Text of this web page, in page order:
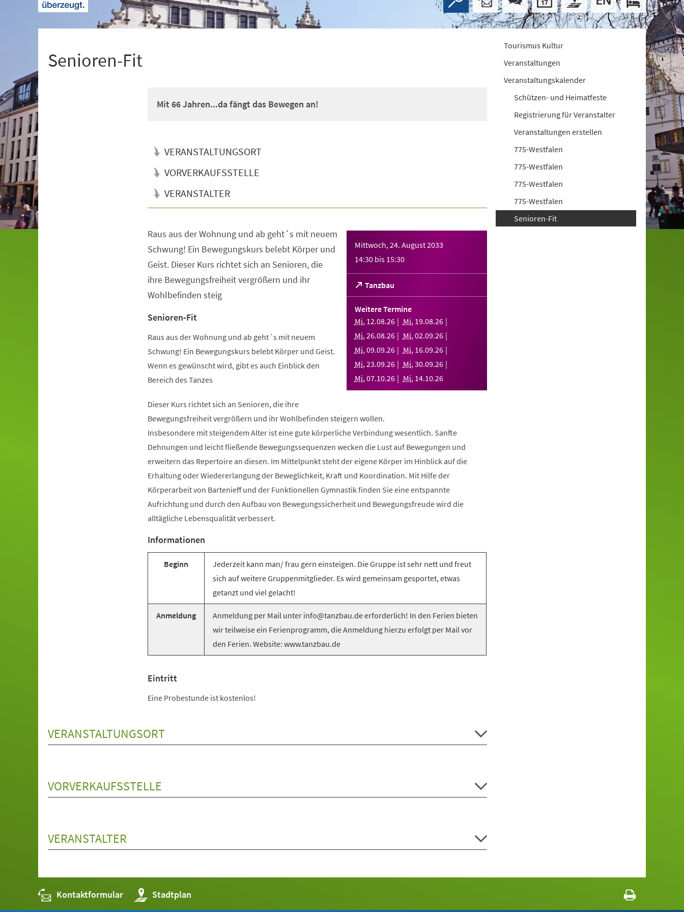
Senioren-Fit
Mit 66 Jahren...da fängt das Bewegen an!
VERANSTALTUNGSORT
VORVERKAUFSSTELLE
VERANSTALTER
Mittwoch, 24. August 2033
14:30 bis 15:30
Tanzbau
(Öffnet
in
einem
neuen
Tab)
Weitere Termine
Mi, 12.08.26 Mi, 19.08.26
Mi,26.08.26 Mi,02.09.26
Mi,09.09.26 Mi, 16.09.26
Mi,23.09.26 Mi,30.09.26
Mi,07.10.26 Mi, 14.10.26
Raus aus der Wohnung und ab geht´s mit neuem
Schwung! Ein Bewegungskurs belebt Körper und
Geist. Dieser Kurs richtet sich an Senioren, die
ihre Bewegungsfreiheit vergrößern und ihr
Wohlbefinden steig
Senioren-Fit
Raus aus der Wohnung und ab geht´s mit neuem
Schwung! Ein Bewegungskurs belebt Körper und Geist.
Wenn es gewünscht wird, gibt es auch Einblick den
Bereich des Tanzes
Dieser Kurs richtet sich an Senioren, die ihre
Bewegungsfreiheit vergrößern und ihr Wohlbefinden steigern wollen.
Insbesondere mit steigendem Alter ist eine gute körperliche Verbindung wesentlich. Sanfte
Dehnungen und leicht fließende Bewegungssequenzen wecken die Lust auf Bewegungen und
erweitern das Repertoire an diesen. Im Mittelpunkt steht der eigene Körper im Hinblick auf die
Erhaltung oder Wiedererlangung der Beweglichkeit, Kraft und Koordination. Mit Hilfe der
Körperarbeit von Bartenieff und der Funktionellen Gymnastik finden Sie eine entspannte
Aufrichtung und durch den Aufbau von Bewegungssicherheit und Bewegungsfreude wird die
alltägliche Lebensqualität verbessert.
Informationen
Beginn
Jederzeit kann man/ frau gern einsteigen. Die Gruppe ist sehr nett und freut
sich auf weitere Gruppenmitglieder. Es wird gemeinsam gesportet, etwas
getanzt und viel gelacht!
Anmeldung
Anmeldung per Mail unter info@tanzbau.de erforderlich! In den Ferien bieten
wir teilweise ein Ferienprogramm, die Anmeldung hierzu erfolgt per Mail vor
den Ferien. Website: www.tanzbau.de
Eintritt
Eine Probestunde ist kostenlos!
VERANSTALTUNGSORT
VORVERKAUFSSTELLE
VERANSTALTER
Tourismus Kultur
Veranstaltungen
Veranstaltungskalender
Schützen- und Heimatfeste
Registrierung für Veranstalter
Veranstaltungen erstellen
775-Westfalen
775-Westfalen
775-Westfalen
775-Westfalen
Senioren-Fit
Kontaktformular Stadtplan
(Öffnet
in